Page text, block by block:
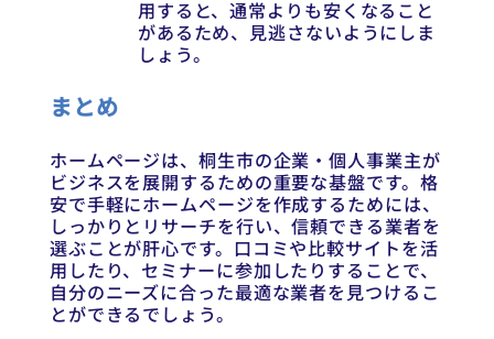
用すると、通常よりも安くなること
があるため、見逃さないようにしま
しょう。
まとめ
ホームページは、桐生市の企業・個人事業主が
ビジネスを展開するための重要な基盤です。格
安で手軽にホームページを作成するためには、
しっかりとリサーチを行い、信頼できる業者を
選ぶことが肝心です。口コミや比較サイトを活
用したり、セミナーに参加したりすることで、
自分のニーズに合った最適な業者を見つけるこ
とができるでしょう。